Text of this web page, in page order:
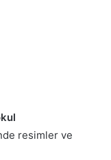
resimler ve